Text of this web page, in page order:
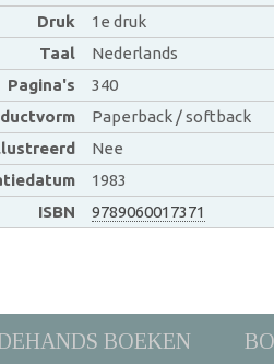
Druk
1e druk
Taal
Nederlands
Pagina's
340
Paperback / softback
Nee
1983
ISBN
9789060017371
BOEKEN